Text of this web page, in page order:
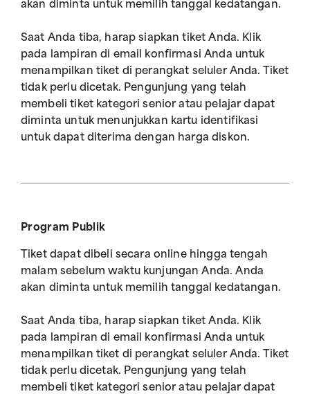
akan diminta untuk memilih tanggal kedatangan.
Saat Anda tiba, harap siapkan tiket Anda. Klik
pada lampiran di email konfirmasi Anda untuk
menampilkan tiket di perangkat seluler Anda. Tiket
tidak perlu dicetak. Pengunjung yang telah
membeli tiket kategori senior atau pelajar dapat
diminta untuk menunjukkan kartu identifikasi
untuk dapat diterima dengan harga diskon.
Program Publik
Tiket dapat dibeli secara online hingga tengah
malam sebelum waktu kunjungan Anda. Anda
akan diminta untuk memilih tanggal kedatangan.
Saat Anda tiba, harap siapkan tiket Anda. Klik
pada lampiran di email konfirmasi Anda untuk
menampilkan tiket di perangkat seluler Anda. Tiket
tidak perlu dicetak. Pengunjung yang telah
membeli tiket kategori senior atau pelajar dapat